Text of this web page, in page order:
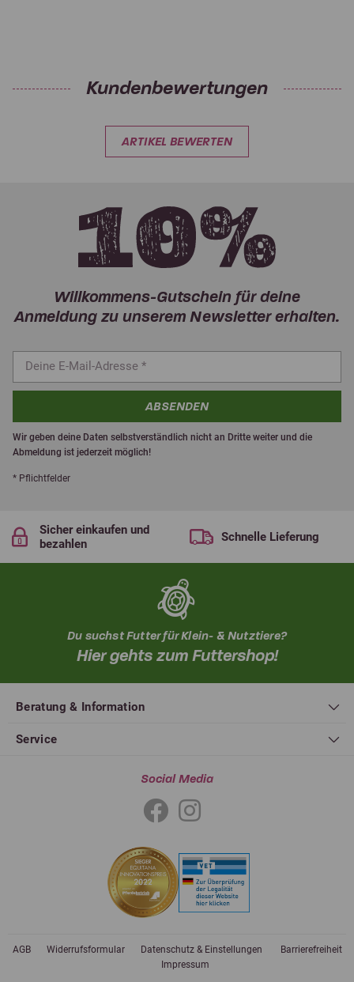
Kundenbewertungen
ARTIKEL BEWERTEN
Willkommens-Gutschein für deine
Anmeldung zu unserem Newsletter erhalten.
ABSENDEN
Wir geben deine Daten selbstverständlich nicht an Dritte weiter und die
Abmeldung ist jederzeit möglich!
* Pflichtfelder
Sicher einkaufen und
bezahlen
Schnelle Lieferung
Du suchst Futter für Klein- & Nutztiere?
Hier gehts zum Futtershop!
Beratung & Information
Service
Social Media
AGB Widerrufsformular Datenschutz & Einstellungen
Barrierefreiheit
Impressum